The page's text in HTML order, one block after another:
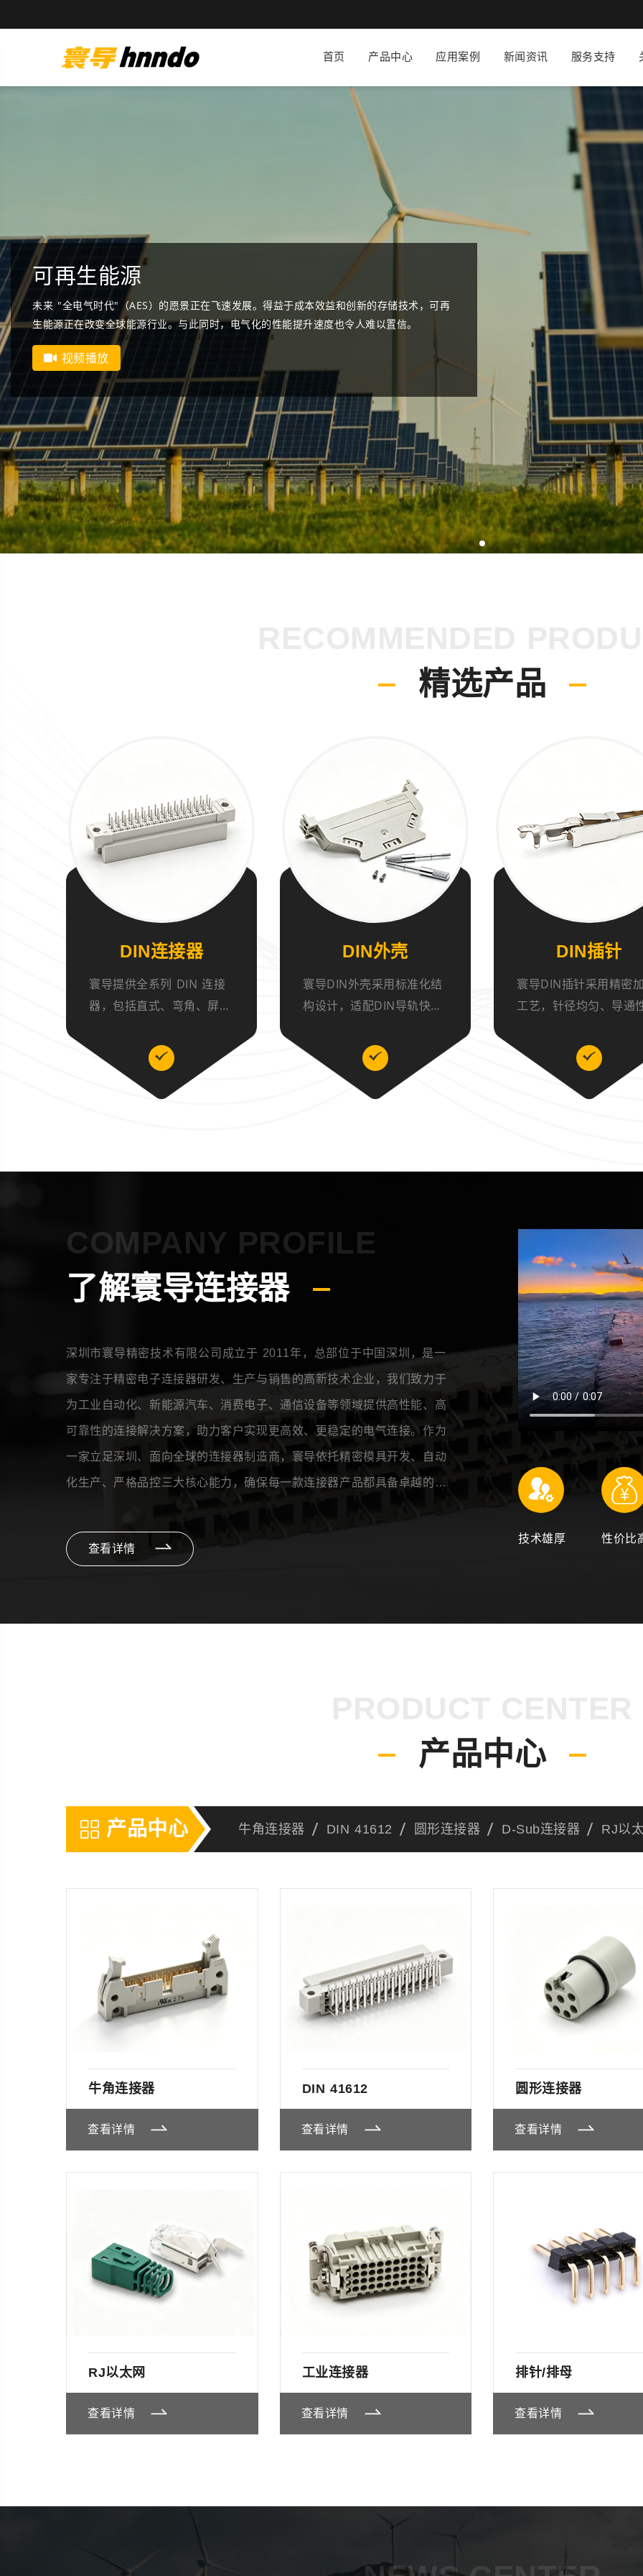
首页 产品中心 应用案例 新闻资讯 服务支持
寰导产品配置器
节省时间，使用我们创新的产品配置器为您的施工找到完美的解决方案，包括自动生成所有
需要的文件和数据表。
了解我们
精选产品
DIN连接器
寰导提供全系列 DIN 连接
器，包括直式、弯角、屏蔽
业控制、通讯设备、音频设
备等场景，国产浩亭连接器
替代，品质稳定，支持批量
DIN外壳
寰导DIN外壳采用标准化结
构设计，适配DIN导轨快速
护内部PCB板、继电器等元
件，耐震动、抗氧化，适配
各类工业控制场景，品质可
DIN插针
寰导DIN插针采用精密
工艺，针径均匀、导通
配DIN系列连接器，安
捷，为工控设备、仪器
提供稳定的信号与电流
COMPANY PROFILE
了解寰导连接器
深圳市寰导精密技术有限公司成立于 2011年，总部位于中国深圳，是一
家专注于精密电子连接器研发、生产与销售的高新技术企业，我们致力于
为工业自动化、新能源汽车、消费电子、通信设备等领域提供高性能、高
可靠性的连接解决方案，助力客户实现更高效、更稳定的电气连接。作为
一家立足深圳、面向全球的连接器制造商，寰导依托精密模具开发、自动
化生产、严格品控三大核心能力，确保每一款连接器产品都具备卓越的性
建 10+ 人核心技术团队，并与多家高校及科研机构建立合作。未来，我
们将继续深耕高速高频、防水防尘、抗电磁干扰等前沿技术，推动连接器
查看详情
技术雄厚 性价比
产品中心
产品中心 牛角连接器 DIN 41612 圆形连接器 D-Sub连接器 RJ以
牛角连接器
查看详情
DIN 41612
查看详情
圆形连接器
查看详情
RJ以太网
查看详情
工业连接器
查看详情
排针/排母
查看详情